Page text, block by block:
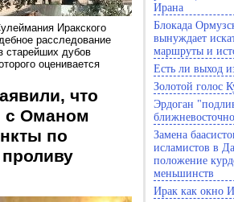
Иракского
расследование
старейших дубов
оценивается
что
с Оманом
по
Ирана
Блокада
вынуждает
маршруты и
Есть ли выход
Золотой голос
Эрдоган
Замена
исламистов в
положение
меньшинств
Ирак как окно